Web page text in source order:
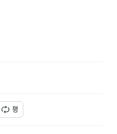
평